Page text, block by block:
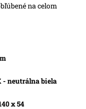
na celom
- neutrálna biela
x 54